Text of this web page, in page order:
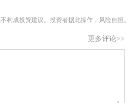
构成投资建议。投资者据此操作，风险自担。
更多评论>>